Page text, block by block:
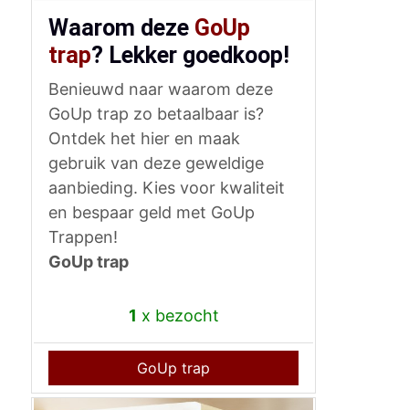
Waarom deze GoUp
trap? Lekker goedkoop!
Benieuwd naar waarom deze
GoUp trap zo betaalbaar is?
Ontdek het hier en maak
gebruik van deze geweldige
aanbieding. Kies voor kwaliteit
en bespaar geld met GoUp
Trappen!
GoUp trap
1 x bezocht
GoUp trap